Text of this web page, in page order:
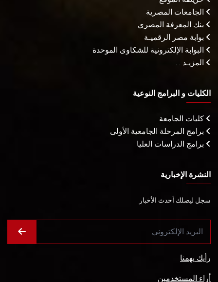
الجامعات المصرية
بنك المعرفة المصري
بوابة مصر الرقميـة
البوابة الإلكترونية للشكاوى الموحدة
المزيـد . . .
الكليات و البرامج النوعية
كليات الجامعة
برامج المرحلة الجامعية الأولى
برامج الدراسات العليا
النشرة الإخبارية
سجل ليصلك أحدث الأخبار
رأيك يهمنا
أراء المستخدمين